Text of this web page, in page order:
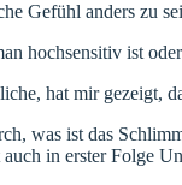
Gefühl anders zu
hochsensitiv ist
hat mir gezeigt,
was ist das
in erster Folge